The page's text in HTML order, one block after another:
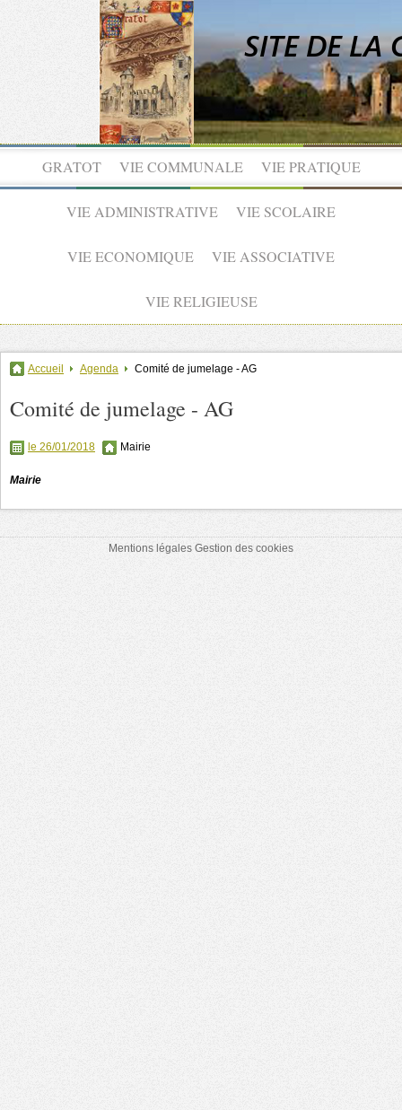
GRATOT VIE COMMUNALE VIE PRATIQUE
VIE ADMINISTRATIVE VIE SCOLAIRE
VIE ECONOMIQUE VIE ASSOCIATIVE
VIE RELIGIEUSE
Accueil Agenda Comité de jumelage - AG
Comité de jumelage - AG
le 26/01/2018 Mairie
Mairie
Mentions légales Gestion des cookies